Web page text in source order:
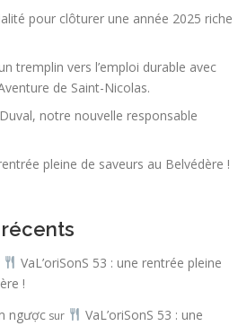
pour clôturer une année 2025 riche
tremplin vers l’emploi durable avec
de Saint-Nicolas.
notre nouvelle responsable
pleine de saveurs au Belvédère !
VaL’oriSonS 53 : une rentrée pleine
!
ngược sur
VaL’oriSonS 53 : une